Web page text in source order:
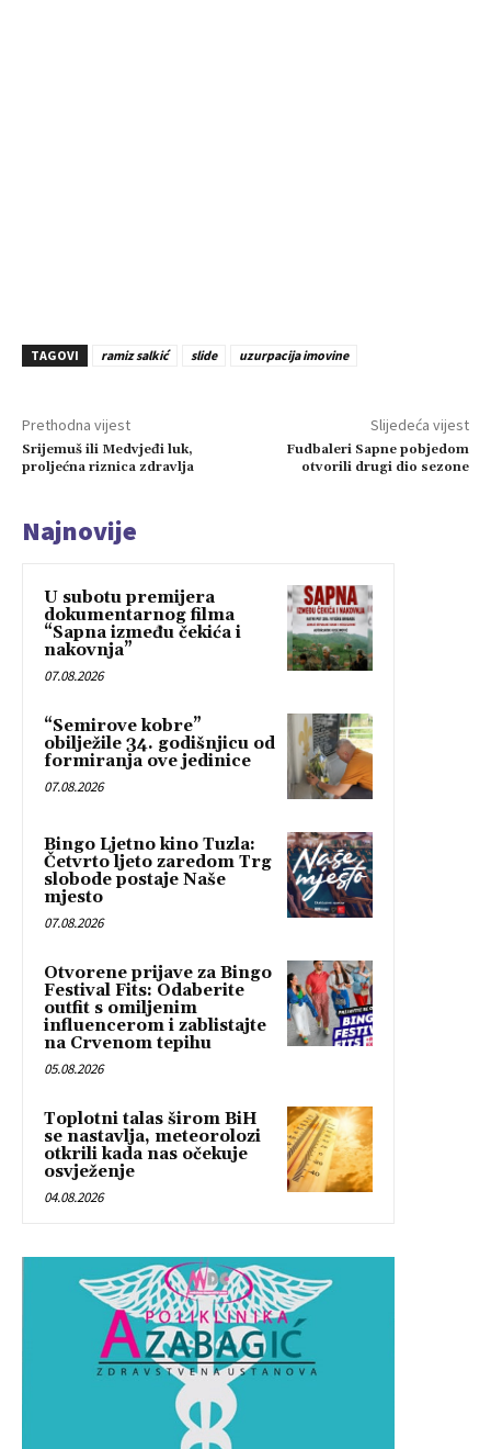
TAGOVI ramiz salkić slide uzurpacija imovine
Prethodna vijest
Srijemuš ili Medvjeđi luk,
proljećna riznica zdravlja
Slijedeća vijest
Fudbaleri Sapne pobjedom
otvorili drugi dio sezone
Najnovije
U subotu premijera
dokumentarnog filma
“Sapna između čekića i
nakovnja”
07.08.2026
“Semirove kobre”
obilježile 34. godišnjicu od
formiranja ove jedinice
07.08.2026
Bingo Ljetno kino Tuzla:
Četvrto ljeto zaredom Trg
slobode postaje Naše
mjesto
07.08.2026
Otvorene prijave za Bingo
Festival Fits: Odaberite
outfit s omiljenim
influencerom i zablistajte
na Crvenom tepihu
05.08.2026
Toplotni talas širom BiH
se nastavlja, meteorolozi
otkrili kada nas očekuje
osvježenje
04.08.2026